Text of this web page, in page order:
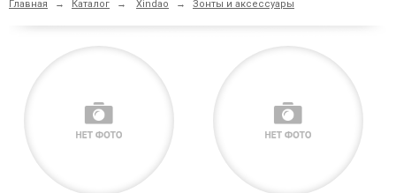
Главная → Каталог → Xindao → Зонты и аксессуары